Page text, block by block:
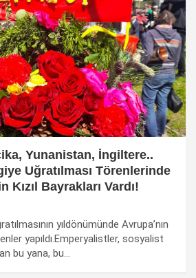
Yunanistan, İngiltere..
Uğratılması Törenlerinde
Kızıl Bayrakları Vardı!
yıldönümünde Avrupa’nın
yapıldı.Emperyalistler, sosyalist
bu yana, bu…